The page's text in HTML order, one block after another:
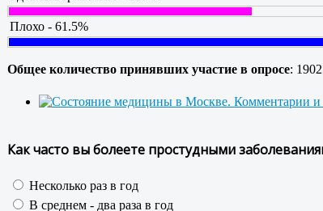
Плохо - 61.5%
Общее количество принявших участие в опросе:
Как часто вы болеете простудными
Несколько раз в год
В среднем - два раза в год